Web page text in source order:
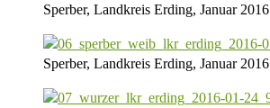
Sperber, Landkreis Erding, Januar 2016
Sperber, Landkreis Erding, Januar 2016